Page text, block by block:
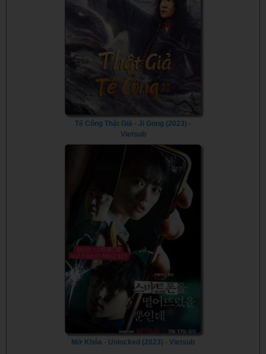
Tế Công Thật Giả - Ji Gong (2023) -
Vietsub
Mở Khóa - Unlocked (2023) - Vietsub